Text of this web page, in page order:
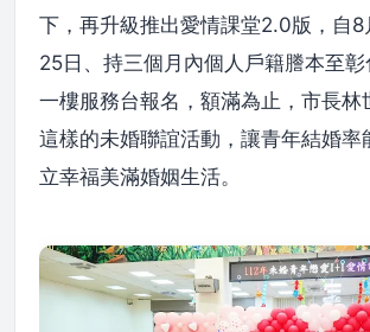
下，再升級推出愛情課堂2.0版，自8
25日、持三個月內個人戶籍謄本至
一樓服務台報名，額滿為止，市長林
這樣的未婚聯誼活動，讓青年結婚率
立幸福美滿婚姻生活。